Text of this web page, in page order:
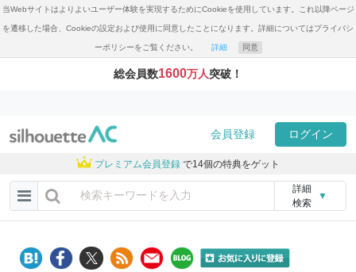
当Webサイトはよりよいユーザー体験を実現するためにCookieを使用しています。これ以降ページ
を遷移した場合、Cookieの設定および使用に同意したことになります。詳細についてはプライバシ
ーポリシーをご覧ください。 詳細 同意
総会員数1600万人突破！
会員登録 ログイン
プレミアム会員登録 で14個の特典をゲット
詳細
検索
▼